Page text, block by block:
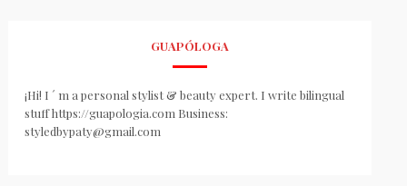
GUAPÓLOGA
¡Hi! I ´ m a personal stylist & beauty expert. I write bilingual
stuff https://guapologia.com Business:
styledbypaty@gmail.com